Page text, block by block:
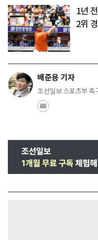
1년
2위
배준용 기자
조선일보 스포츠부 축